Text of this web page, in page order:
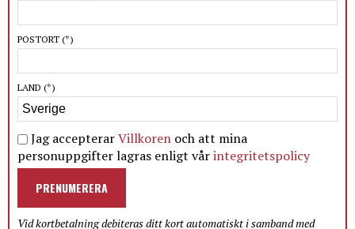
POSTORT (*)
LAND (*)
Jag accepterarVillkoren och att mina
personuppgifter lagras enligt vårintegritetspolicy
PRENUMERERA
Vid kortbetalning debiteras ditt kort automatiskt i samband med